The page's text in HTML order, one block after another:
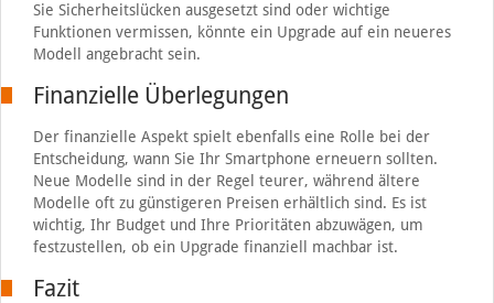
Sie Sicherheitslücken ausgesetzt sind oder wichtige
Funktionen vermissen, könnte ein Upgrade auf ein neueres
Modell angebracht sein.
Finanzielle Überlegungen
Der finanzielle Aspekt spielt ebenfalls eine Rolle bei der
Entscheidung, wann Sie Ihr Smartphone erneuern sollten.
Neue Modelle sind in der Regel teurer, während ältere
Modelle oft zu günstigeren Preisen erhältlich sind. Es ist
wichtig, Ihr Budget und Ihre Prioritäten abzuwägen, um
festzustellen, ob ein Upgrade finanziell machbar ist.
Fazit